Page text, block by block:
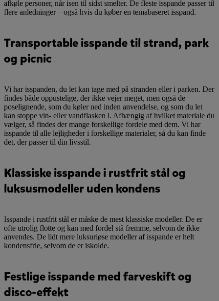
afkøle personer, når isen til sidst smelter. De fleste isspande passer til
flere anledninger – også hvis du køber en temabaseret isspand.
Transportable isspande til strand, park
og picnic
Vi har isspanden, du let kan tage med på stranden eller i parken. Der
findes både oppustelige, der ikke vejer meget, men også de
poselignende, som du køler ned inden anvendelse, og som du let
kan stoppe vin- eller vandflasken i. Afhængig af hvilket materiale du
vælger, så findes der mange forskellige fordele med dem. Vi har
isspande til alle lejligheder i forskellige materialer, så du kan finde
det, der passer til din livsstil.
Klassiske isspande i rustfrit stål og
luksusmodeller uden kondens
Isspande i rustfrit stål er måske de mest klassiske modeller. De er
ofte utrolig flotte og kan med fordel stå fremme, selvom de ikke
anvendes. De lidt mere luksuriøse modeller af isspande er helt
kondensfrie, selvom de er iskolde.
Festlige isspande med farveskift og
disco-effekt